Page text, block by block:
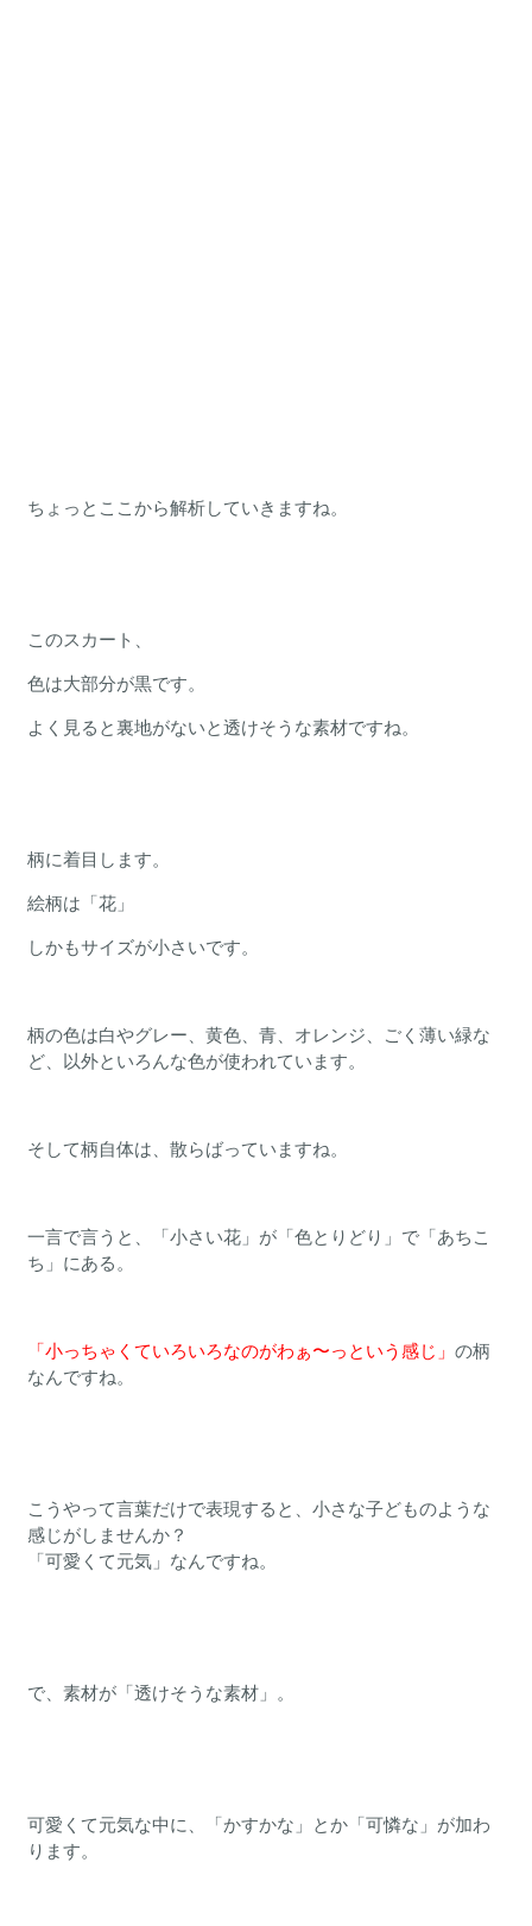
ちょっとここから解析していきますね。
このスカート、
色は大部分が黒です。
よく見ると裏地がないと透けそうな素材ですね。
柄に着目します。
絵柄は「花」
しかもサイズが小さいです。
柄の色は白やグレー、黄色、青、オレンジ、ごく薄い緑な
ど、以外といろんな色が使われています。
そして柄自体は、散らばっていますね。
一言で言うと、「小さい花」が「色とりどり」で「あちこ
ち」にある。
「小っちゃくていろいろなのがわぁ〜っという感じ」 の柄
なんですね。
こうやって言葉だけで表現すると、小さな子どものような
感じがしませんか？
「可愛くて元気」なんですね。
で、素材が「透けそうな素材」。
可愛くて元気な中に、「かすかな」とか「可憐な」が加わ
ります。